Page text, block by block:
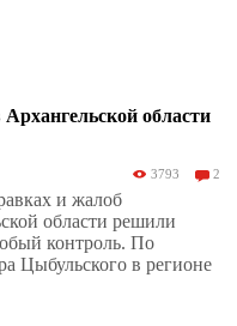
области
3793 2
и жалоб
области решили
контроль. По
Цыбульского в регионе